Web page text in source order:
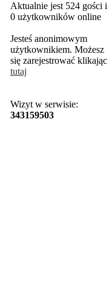
Aktualnie jest 524 gości i
0 użytkowników online
Jesteś anonimowym
użytkownikiem. Możesz
się zarejestrować klikając
tutaj
Wizyt w serwisie:
343159503